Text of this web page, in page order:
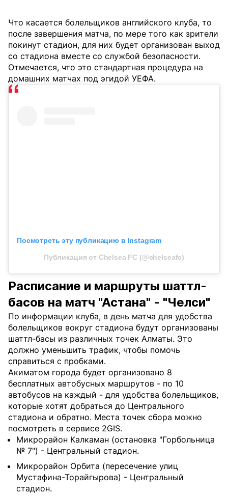
Что касается болельщиков английского клуба, то
после завершения матча, по мере того как зрители
покинут стадион, для них будет организован выход
со стадиона вместе со службой безопасности.
Отмечается, что это стандартная процедура на
домашних матчах под эгидой УЕФА.
Посмотреть эту публикацию в Instagram
Публикация от Chelsea FC (@chelseafc)
Расписание и маршруты шаттл-
басов на матч "Астана" - "Челси"
По информации клуба, в день матча для удобства
болельщиков вокруг стадиона будут организованы
шаттл-басы из различных точек Алматы. Это
должно уменьшить трафик, чтобы помочь
справиться с пробками.
Акиматом города будет организовано 8
бесплатных автобусных маршрутов - по 10
автобусов на каждый - для удобства болельщиков,
которые хотят добраться до Центрального
стадиона и обратно. Места точек сбора можно
посмотреть в сервисе 2GIS.
Микрорайон Калкаман (остановка "Горбольница
№ 7") - Центральный стадион.
Микрорайон Орбита (пересечение улиц
Мустафина-Торайгырова) - Центральный
стадион.